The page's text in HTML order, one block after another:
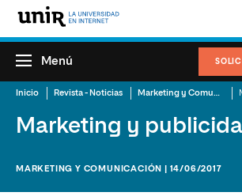
Menú
Inicio Revista - Noticias Marketing y Comunicación
Marketing y
MARKETING Y COMUNICACIÓN | 14/06/2017